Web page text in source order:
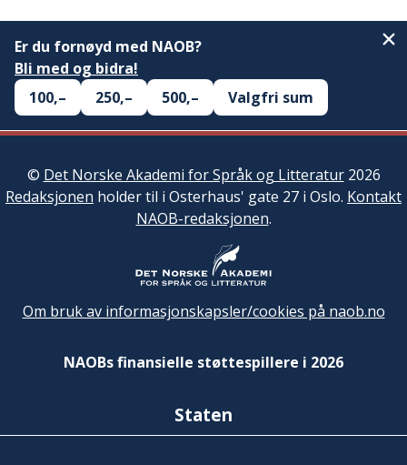
Er du fornøyd med NAOB?
Bli med og bidra!
100,–
250,– 500,– Valgfri sum
© Det Norske Akademi for Språk og Litteratur2026
Redaksjonen holder til i Osterhaus' gate 27 i Oslo. Kontakt
NAOB-redaksjonen.
Om bruk av informasjonskapsler/cookies på naob.no
NAOBs finansielle støttespillere i 2026
Staten